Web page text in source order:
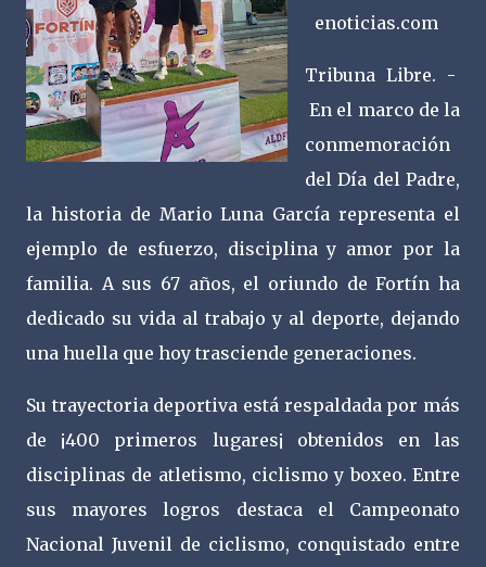
enoticias.com
Tribuna Libre. -
En el marco de la
conmemoración
del Día del Padre,
la historia de Mario Luna García representa el
ejemplo de esfuerzo, disciplina y amor por la
familia. A sus 67 años, el oriundo de Fortín ha
dedicado su vida al trabajo y al deporte, dejando
una huella que hoy trasciende generaciones.
Su trayectoria deportiva está respaldada por más
de ¡400 primeros lugares¡ obtenidos en las
disciplinas de atletismo, ciclismo y boxeo. Entre
sus mayores logros destaca el Campeonato
Nacional Juvenil de ciclismo, conquistado entre